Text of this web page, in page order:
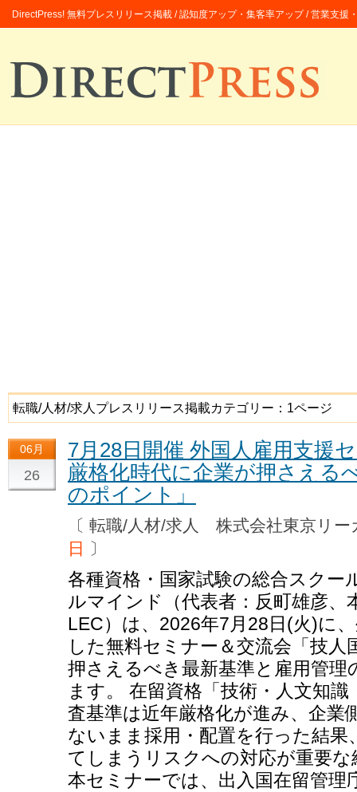
DirectPress! 無料プレスリリース掲載 / 認知度アップ・集客率アップ / 営業支援
転職/人材/求人プレスリリース掲載カテゴリー：1ページ
06月
26
7月28日開催 外国人雇用支援
厳格化時代に企業が押さえる
のポイント」
〔 転職/人材/求人 株式会社東京リ
日
〕
各種資格・国家試験の総合スクー
ルマインド（代表者：反町雄彦、
LEC）は、2026年7月28日(火)に
した無料セミナー＆交流会「技
押さえるべき最新基準と雇用管
ます。 在留資格「技術・人文知
査基準は近年厳格化が進み、企業
ないまま採用・配置を行った結
てしまうリスクへの対応が重要
本セミナーでは、出入国在留管理